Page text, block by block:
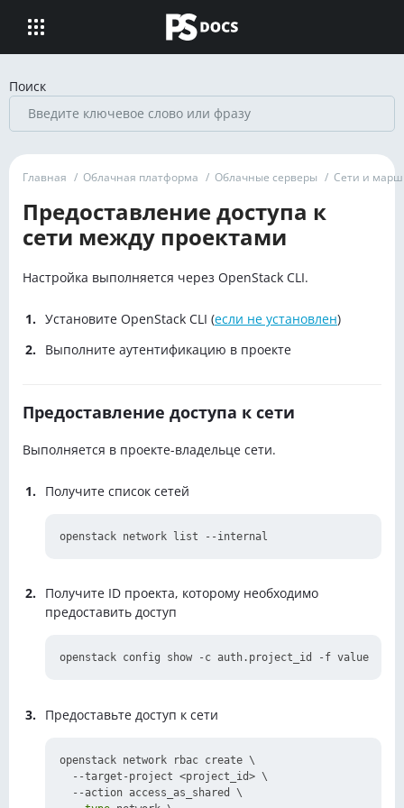
Поиск
Главная / Облачная платформа / Облачные серверы / Сети и
Предоставление доступа к
сети между проектами
Настройка выполняется через OpenStack CLI.
Установите OpenStack CLI (если не установлен)
Выполните аутентификацию в проекте
Предоставление доступа к сети
Выполняется в проекте-владельце сети.
Получите список сетей
Получите ID проекта, которому необходимо
предоставить доступ
Предоставьте доступ к сети
openstack network rbac create \
  --target-project <project_id> \
  --action access_as_shared \